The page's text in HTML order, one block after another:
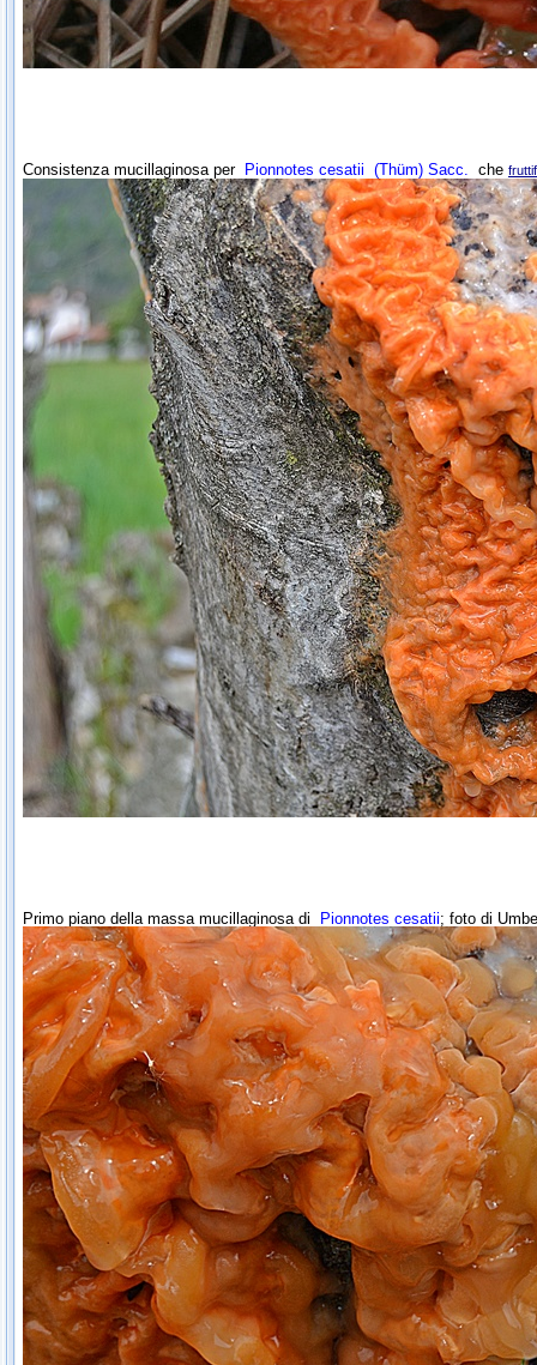
Consistenza mucillaginosa per Pionnotes cesatii (Thüm) Sacc. che
Primo piano della massa mucillaginosa di Pionnotes cesatii; foto di